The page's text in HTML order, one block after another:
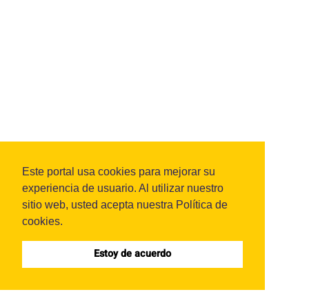
Este portal usa cookies para mejorar su
experiencia de usuario. Al utilizar nuestro
sitio web, usted acepta nuestra Política de
cookies.
Estoy de acuerdo